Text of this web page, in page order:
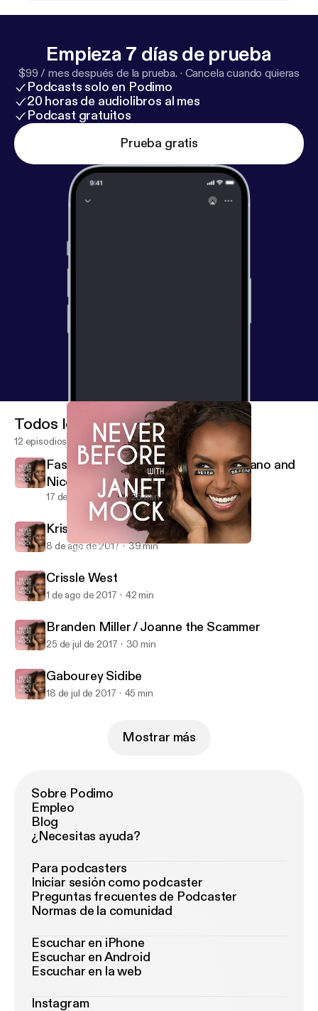
Empieza 7 días de prueba
$99 / mes después de la prueba. · Cancela cuando quieras
Podcasts solo en Podimo
20 horas de audiolibros al mes
Podcast gratuitos
Prueba gratis
Gabourey Sidibe
Todos los episodios
12 episodios
Fashion Week Special: Christian Siriano and
Nicolette Mason
17 de sep de 2017 25 min
Kris Jenner
8 de ago de 2017 39 min
Crissle West
1 de ago de 2017 42 min
Branden Miller / Joanne the Scammer
25 de jul de 2017 30 min
Gabourey Sidibe
18 de jul de 2017 45 min
Mostrar más
Sobre Podimo
Empleo
Blog
¿Necesitas ayuda?
Para podcasters
Iniciar sesión como podcaster
Preguntas frecuentes de Podcaster
Normas de la comunidad
Escuchar en iPhone
Escuchar en Android
Escuchar en la web
Instagram